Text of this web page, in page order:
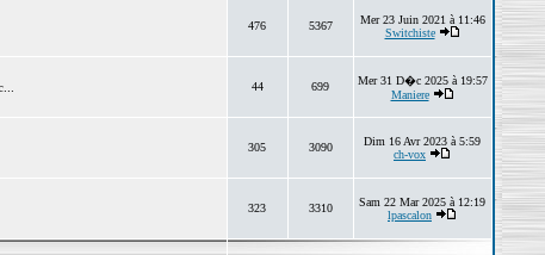
476 5367
Mer 23 Juin 2021 à 11:46
Switchiste
44 699
Mer 31 D�c 2025 à 19:57
Maniere
305 3090
Dim 16 Avr 2023 à 5:59
ch-vox
323 3310
Sam 22 Mar 2025 à 12:19
lpascalon